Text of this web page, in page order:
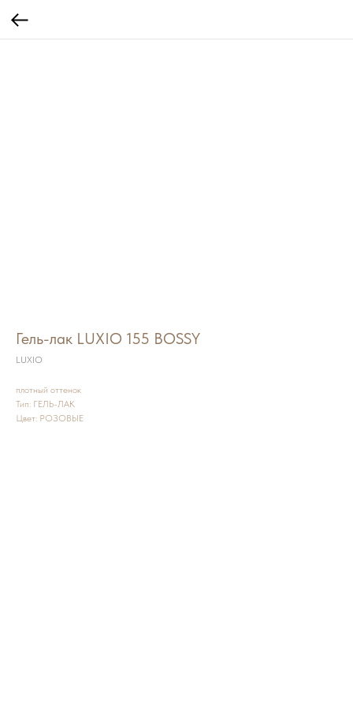
Гель-лак LUXIO 155 BOSSY
LUXIO
плотный оттенок
Тип: ГЕЛЬ-ЛАК
Цвет: РОЗОВЫЕ